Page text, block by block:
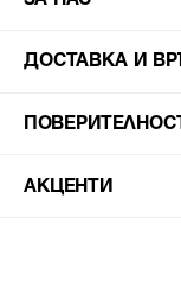
ДОСТАВКА И
АКЦЕНТИ